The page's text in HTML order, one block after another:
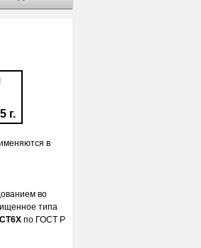
г.
в
во
типа
по ГОСТ Р